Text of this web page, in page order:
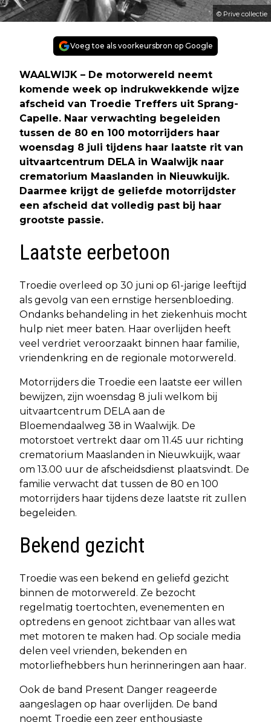
© Prive collectie
Voeg toe als voorkeursbron op Google
WAALWIJK – De motorwereld neemt
komende week op indrukwekkende wijze
afscheid van Troedie Treffers uit Sprang-
Capelle. Naar verwachting begeleiden
tussen de 80 en 100 motorrijders haar
woensdag 8 juli tijdens haar laatste rit van
uitvaartcentrum DELA in Waalwijk naar
crematorium Maaslanden in Nieuwkuijk.
Daarmee krijgt de geliefde motorrijdster
een afscheid dat volledig past bij haar
grootste passie.
Laatste eerbetoon
Troedie overleed op 30 juni op 61-jarige leeftijd
als gevolg van een ernstige hersenbloeding.
Ondanks behandeling in het ziekenhuis mocht
hulp niet meer baten. Haar overlijden heeft
veel verdriet veroorzaakt binnen haar familie,
vriendenkring en de regionale motorwereld.
Motorrijders die Troedie een laatste eer willen
bewijzen, zijn woensdag 8 juli welkom bij
uitvaartcentrum DELA aan de
Bloemendaalweg 38 in Waalwijk. De
motorstoet vertrekt daar om 11.45 uur richting
crematorium Maaslanden in Nieuwkuijk, waar
om 13.00 uur de afscheidsdienst plaatsvindt. De
familie verwacht dat tussen de 80 en 100
motorrijders haar tijdens deze laatste rit zullen
begeleiden.
Bekend gezicht
Troedie was een bekend en geliefd gezicht
binnen de motorwereld. Ze bezocht
regelmatig toertochten, evenementen en
optredens en genoot zichtbaar van alles wat
met motoren te maken had. Op sociale media
delen veel vrienden, bekenden en
motorliefhebbers hun herinneringen aan haar.
Ook de band Present Danger reageerde
aangeslagen op haar overlijden. De band
noemt Troedie een zeer enthousiaste